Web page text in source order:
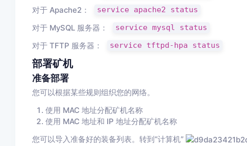
对于 Apache2：
service apache2 status
对于 MySQL 服务器：
service mysql status
对于 TFTP 服务器：
service tftpd-hpa status
部署矿机
准备部署
您可以根据某些规则组织您的网络。
使用 MAC 地址分配矿机名称
使用 MAC 地址和 IP 地址分配矿机名称
您可以导入准备好的装备列表。转到“计算机”